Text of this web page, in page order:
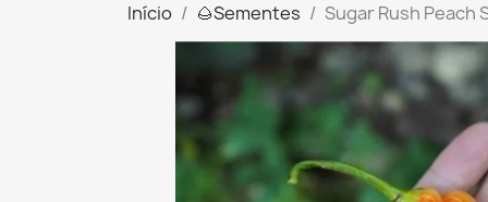
Início 🌰​Sementes Sugar Rush Peach